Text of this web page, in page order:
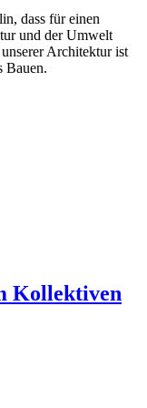
dass für einen
und der Umwelt
Architektur ist
Bauen.
Kollektiven